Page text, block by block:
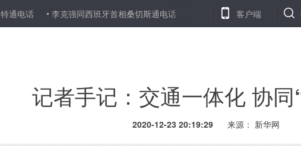
李克强同西班牙首相桑切斯通电话 新闻分析：明年部分进口商品迎来关税调
客户端
记者手记：交通一体化 协同
2020-12-23 20:19:29 来源： 新华网